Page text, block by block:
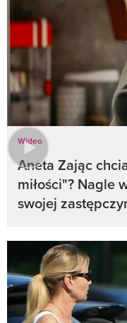
Wideo
Aneta Zając
miłości"? Nagle
swojej